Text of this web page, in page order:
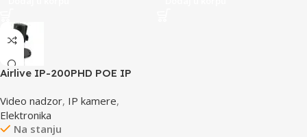
Airlive IP-200PHD POE IP
Video nadzor, IP kamere,
Elektronika
Na stanju